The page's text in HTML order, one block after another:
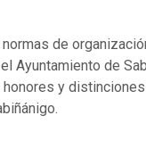
de
Ayuntamiento de
y